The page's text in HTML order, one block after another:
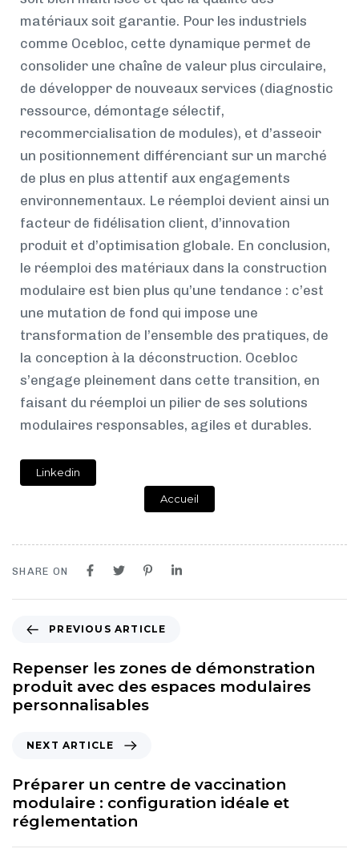
matériaux soit garantie. Pour les industriels
comme Ocebloc, cette dynamique permet de
consolider une chaîne de valeur plus circulaire,
de développer de nouveaux services (diagnostic
ressource, démontage sélectif,
recommercialisation de modules), et d’asseoir
un positionnement différenciant sur un marché
de plus en plus attentif aux engagements
environnementaux. Le réemploi devient ainsi un
facteur de fidélisation client, d’innovation
produit et d’optimisation globale. En conclusion,
le réemploi des matériaux dans la construction
modulaire est bien plus qu’une tendance : c’est
une mutation de fond qui impose une
transformation de l’ensemble des pratiques, de
la conception à la déconstruction. Ocebloc
s’engage pleinement dans cette transition, en
faisant du réemploi un pilier de ses solutions
modulaires responsables, agiles et durables.
Linkedin
Accueil
SHARE ON
PREVIOUS ARTICLE
Repenser les zones de démonstration
produit avec des espaces modulaires
personnalisables
NEXT ARTICLE
Préparer un centre de vaccination
modulaire : configuration idéale et
réglementation